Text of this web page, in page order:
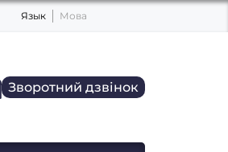
Язык Мова
Зворотний дзвінок